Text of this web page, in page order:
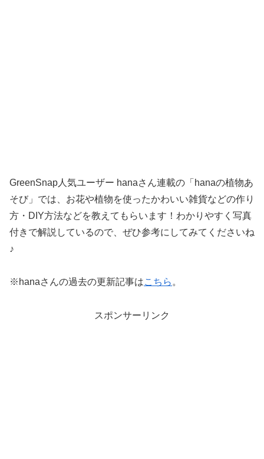
GreenSnap人気ユーザー hanaさん連載の「hanaの植物あ
そび」では、お花や植物を使ったかわいい雑貨などの作り
方・DIY方法などを教えてもらいます！わかりやすく写真
付きで解説しているので、ぜひ参考にしてみてくださいね
♪
※hanaさんの過去の更新記事はこちら 。
スポンサーリンク